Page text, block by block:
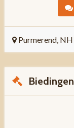
Purmerend, NH
Biedingen